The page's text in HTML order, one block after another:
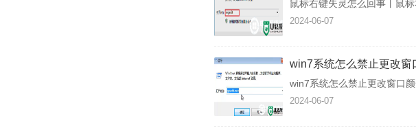
鼠标右键失灵怎么回事丨鼠
2024-06-07
win7系统怎么禁止更改
win7系统怎么禁止更改窗口
2024-06-07